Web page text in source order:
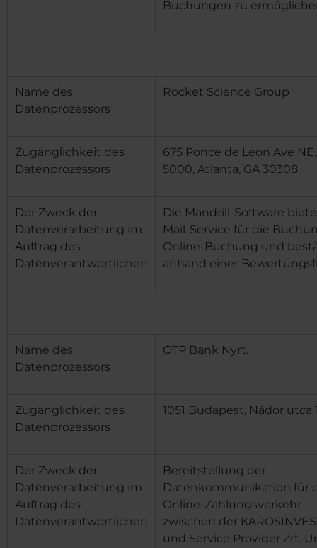
Buchungen zu
Name des
Datenprozessors
Rocket Science Group
Zugänglichkeit des
Datenprozessors
675 Ponce de Leon Ave
5000, Atlanta, GA 30308
Der Zweck der
Datenverarbeitung im
Auftrag des
Datenverantwortlichen
Die Mandrill-Software
Mail-Service für die
Online-Buchung und
anhand einer
Name des
Datenprozessors
OTP Bank Nyrt.
Zugänglichkeit des
Datenprozessors
1051 Budapest, Nádor utca
Der Zweck der
Datenverarbeitung im
Auftrag des
Datenverantwortlichen
Bereitstellung der
Datenkommunikation für
Online-Zahlungsverkehr
zwischen der
und Service Provider Zrt.